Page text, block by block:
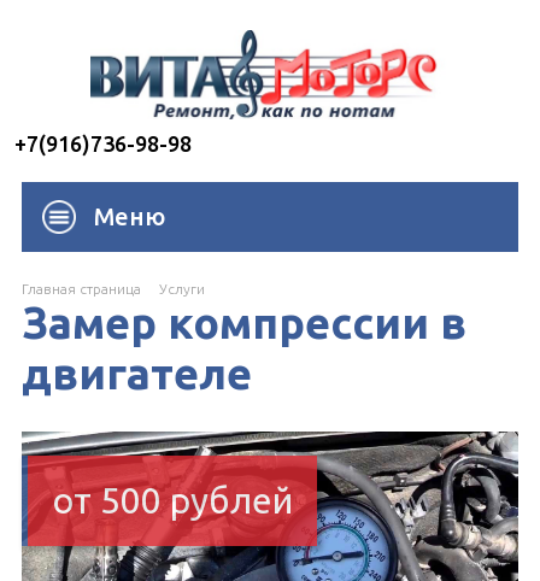
+7(916)736-98-98
Меню
Главная страница Услуги
Замер компрессии в
двигателе
от 500 рублей